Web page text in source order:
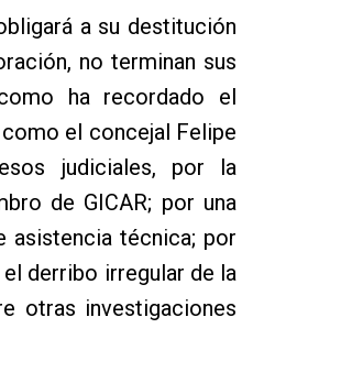
a su destitución
no terminan sus
ha recordado el
el concejal Felipe
judiciales, por la
de GICAR; por una
asistencia técnica; por
derribo irregular de la
otras investigaciones